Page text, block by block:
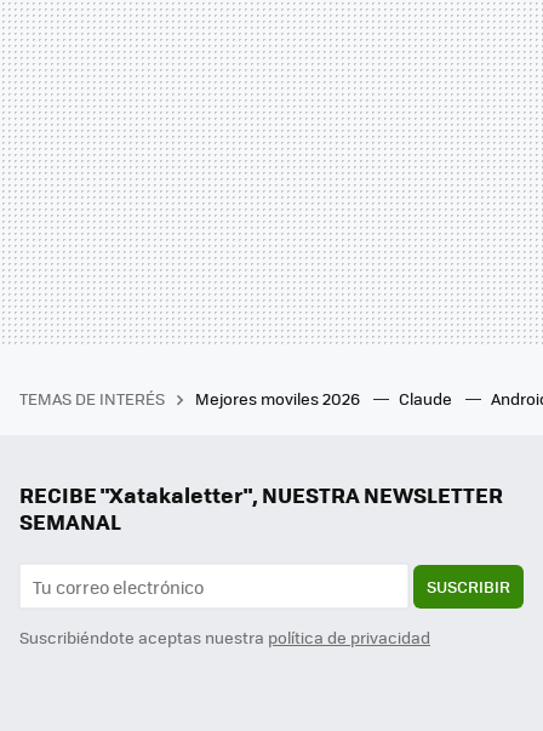
TEMAS DE INTERÉS Mejores moviles 2026 Claude
RECIBE "Xatakaletter", NUESTRA NEWSLETTER
SEMANAL
SUSCRIBIR
Suscribiéndote aceptas nuestra política de privacidad